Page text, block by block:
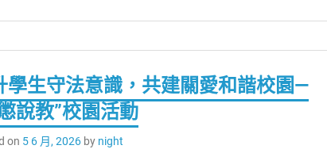
學生守法意識，共建關愛和諧校園—
說教”校園活動
on 5 6 月, 2026 by night